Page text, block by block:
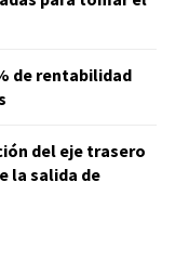
de rentabilidad
del eje trasero
la salida de